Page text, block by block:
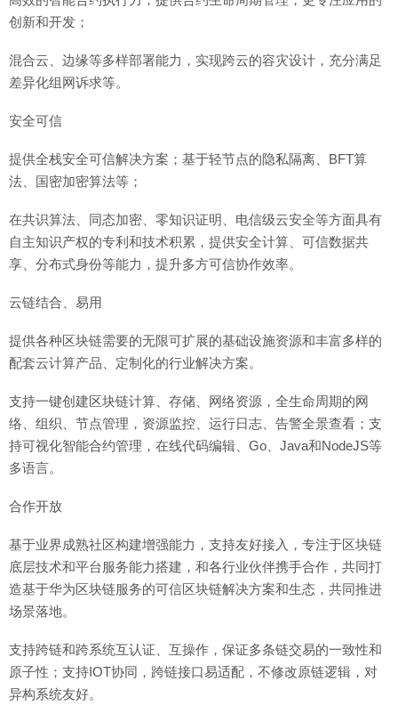
创新和开发；
混合云、边缘等多样部署能力，实现跨云的容灾设计，充分满足
差异化组网诉求等。
安全可信
提供全栈安全可信解决方案；基于轻节点的隐私隔离、BFT算
法、国密加密算法等；
在共识算法、同态加密、零知识证明、电信级云安全等方面具有
自主知识产权的专利和技术积累，提供安全计算、可信数据共
享、分布式身份等能力，提升多方可信协作效率。
云链结合、易用
提供各种区块链需要的无限可扩展的基础设施资源和丰富多样的
配套云计算产品、定制化的行业解决方案。
支持一键创建区块链计算、存储、网络资源，全生命周期的网
络、组织、节点管理，资源监控、运行日志、告警全景查看；支
持可视化智能合约管理，在线代码编辑、Go、Java和NodeJS等
多语言。
合作开放
基于业界成熟社区构建增强能力，支持友好接入，专注于区块链
底层技术和平台服务能力搭建，和各行业伙伴携手合作，共同打
造基于华为区块链服务的可信区块链解决方案和生态，共同推进
场景落地。
支持跨链和跨系统互认证、互操作，保证多条链交易的一致性和
原子性；支持IOT协同，跨链接口易适配，不修改原链逻辑，对
异构系统友好。